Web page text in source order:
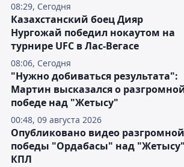
08:29, Сегодня
08:06, Сегодня
Казахстанский боец Дияр
Нургожай победил нокаутом на
турнире UFC в Лас-Вегасе
00:48, 09 августа 2026
"Нужно добиваться результата":
Мартин высказался о
победе над "Жетысу"
Опубликовано видео разгромной
победы "Ордабасы" над
КПЛ